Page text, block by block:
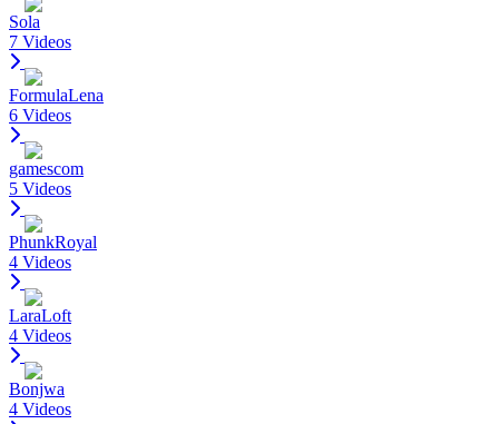
Sola
7 Videos
FormulaLena
6 Videos
gamescom
5 Videos
PhunkRoyal
4 Videos
LaraLoft
4 Videos
Bonjwa
4 Videos